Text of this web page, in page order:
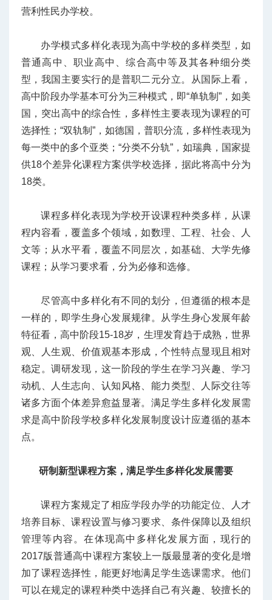
营利性民办学校。
办学模式多样化表现为高中学校的多样类型，如
普通高中、职业高中、综合高中等及其各种细分类
型，我国主要实行的是普职二元分立。从国际上看，
高中阶段办学基本可分为三种模式，即“单轨制”，如美
国，突出高中的综合性，多样性主要表现为课程的可
选择性；“双轨制”，如德国，普职分流，多样性表现为
每一类中的多个亚类；“分类不分轨”，如瑞典，国家提
供18个差异化课程方案供学校选择，据此将高中分为
18类。
课程多样化表现为学校开设课程种类多样，从课
程内容看，覆盖多个领域，如数理、工程、社会、人
文等；从水平看，覆盖不同层次，如基础、大学先修
课程；从学习要求看，分为必修和选修。
尽管高中多样化有不同的划分，但遵循的根本是
一样的，即学生身心发展规律。从学生身心发展年龄
特征看，高中阶段15-18岁，生理发育趋于成熟，世界
观、人生观、价值观基本形成，个性特点显现且相对
稳定。调研发现，这一阶段的学生在学习兴趣、学习
动机、人生志向、认知风格、能力类型、人际交往等
诸多方面个体差异愈益显著。满足学生多样化发展需
求是高中阶段学校多样化发展制度设计应遵循的基本
点。
研制新型课程方案，满足学生多样化发展需要
课程方案规定了相应学段办学的功能定位、人才
培养目标、课程设置与修习要求、条件保障以及组织
管理等内容。在体现高中多样化发展方面，现行的
2017版普通高中课程方案较上一版最显著的变化是增
加了课程选择性，能更好地满足学生选课需求。他们
可以在规定的课程种类中选择自己有兴趣、较擅长的